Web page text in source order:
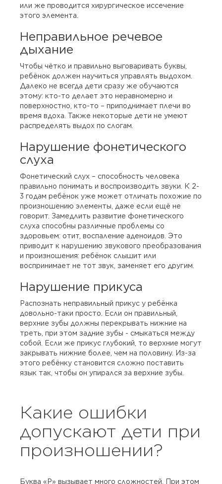
или же проводится хирургическое иссечение
этого элемента.
Неправильное речевое
дыхание
Чтобы чётко и правильно выговаривать буквы,
ребёнок должен научиться управлять выдохом.
Далеко не всегда дети сразу же обучаются
этому: кто-то делает это неравномерно и
поверхностно, кто-то – приподнимает плечи во
время вдоха. Также некоторые дети не умеют
распределять выдох по слогам.
Нарушение фонетического
слуха
Фонетический слух – способность человека
правильно понимать и воспроизводить звуки. К 2-
3 годам ребёнок уже может отличать похожие по
произношению элементы, даже если ещё не
говорит. Замедлить развитие фонетического
слуха способны различные проблемы со
здоровьем: отит, воспаление аденоидов. Это
приводит к нарушению звукового преобразования
и произношения: ребёнок слышит или
воспринимает не тот звук, заменяет его другим.
Нарушение прикуса
Распознать неправильный прикус у ребёнка
довольно-таки просто. Если он правильный,
верхние зубы должны перекрывать нижние на
треть, при этом задние зубы - смыкаться между
собой. Если же прикус глубокий, то верхние могут
закрывать нижние более, чем на половину. Из-за
этого ребёнку становится сложно поставить
язык так, чтобы он упирался за верхние зубы.
Какие ошибки
допускают дети при
произношении?
Буква «Р» вызывает много сложностей. При этом